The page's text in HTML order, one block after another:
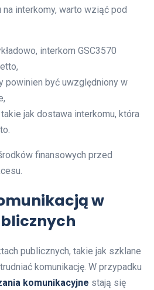
interkomy, warto wziąć pod
interkom GSC3570
powinien być uwzględniony w
jak dostawa interkomu, która
finansowych przed
w
publicznych, takie jak szklane
komunikację. W przypadku
komunikacyjne stają się